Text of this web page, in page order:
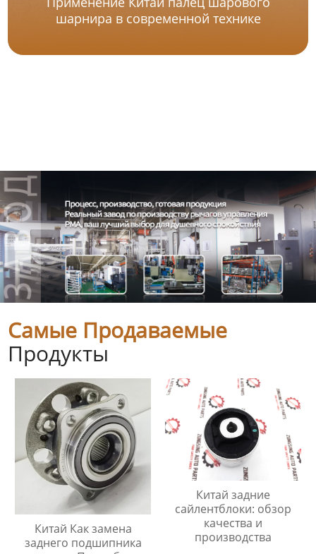
шарнира в современной технике
Самые Продаваемые
Продукты
Китай Как замена
заднего подшипника
Китай задние
сайлентблоки: обзор
качества и
производства